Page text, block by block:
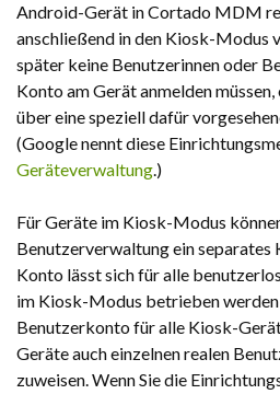
Android-Gerät in Cortado MDM
anschließend in den Kiosk-Modus
später keine Benutzerinnen oder
Konto am Gerät anmelden
über eine speziell dafür
(Google nennt diese
Geräteverwaltung.)
Für Geräte im Kiosk-Modus
Benutzerverwaltung ein separates
Konto lässt sich für alle
im Kiosk-Modus betrieben werden
Benutzerkonto für alle Kiosk-
Geräte auch einzelnen realen
zuweisen. Wenn Sie die